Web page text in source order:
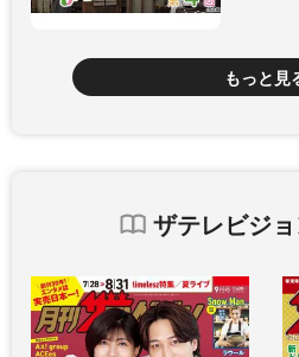
もっと見
ザテレビジ